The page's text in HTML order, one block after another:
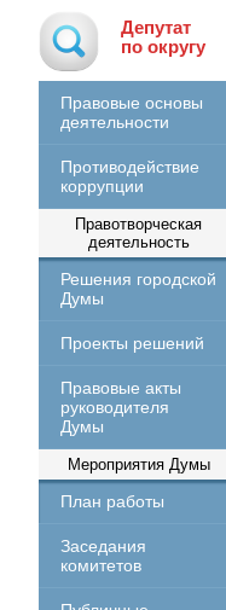
Депутат
по округу
Правовые основы
деятельности
Противодействие
коррупции
Правотворческая
деятельность
Решения городской
Думы
Проекты решений
Правовые акты
руководителя
Думы
Мероприятия Думы
План работы
Заседания
комитетов